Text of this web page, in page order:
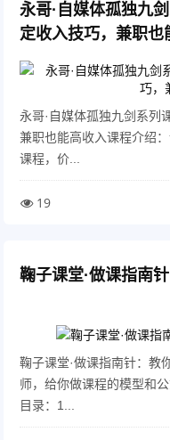
永哥·自媒体孤独九
定收入技巧，兼职也
永哥·自媒体孤独九剑系列
兼职也能高收入课程介绍
课程，价...
19
鞠子课堂·做课指南
鞠子课堂·做课指南针：教
师，给你做课程的模型和
目录：1...